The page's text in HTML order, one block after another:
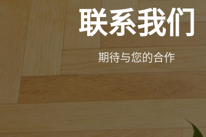
联系我们
期待与您的合作